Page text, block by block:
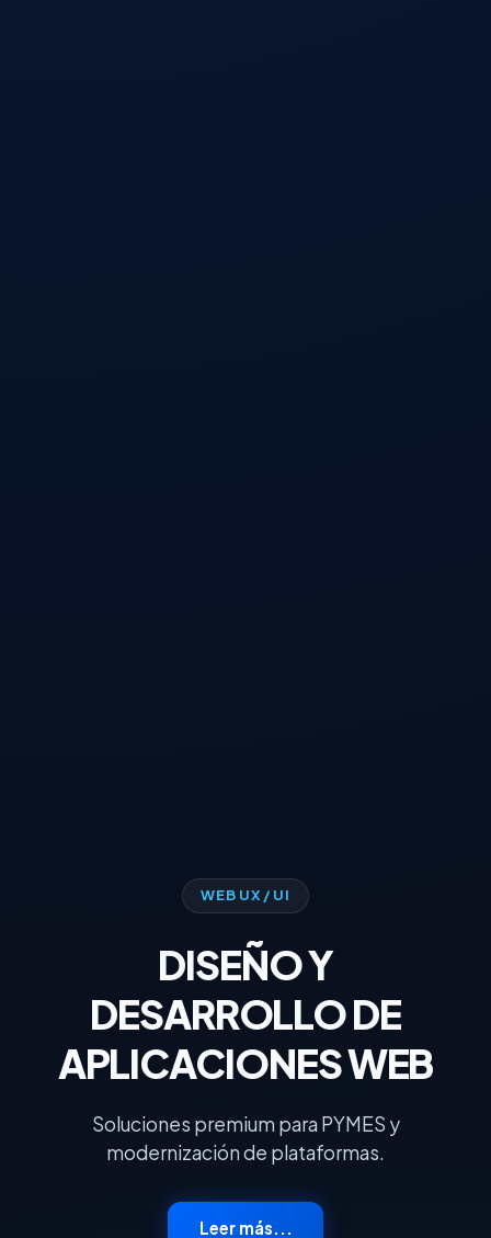
WEB UX / UI
DISEÑO Y
DESARROLLO DE
APLICACIONES WEB
Soluciones premium para PYMES y
modernización de plataformas.
Leer más...